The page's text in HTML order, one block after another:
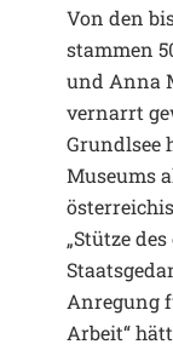
Von den
stammen
und Anna
vernarrt
Grundlsee
Museums
„Stütze
Anregung
Arbeit“